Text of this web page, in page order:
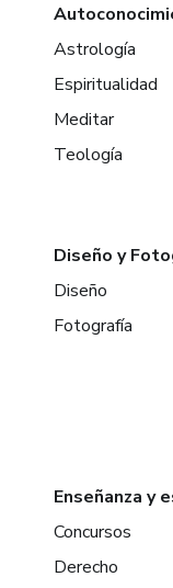
Astrología
Espiritualidad
Meditar
Teología
Diseño y
Diseño
Fotografía
Enseñanza y
Concursos
Derecho